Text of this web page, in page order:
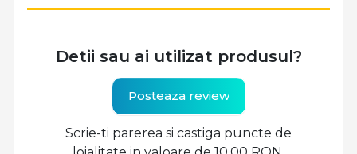
Detii sau ai utilizat produsul?
Posteaza review
Scrie-ti parerea si castiga puncte de